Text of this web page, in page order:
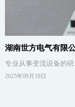
湖南世方电气有限
专业从事变流设备的
科研三大领域，主要
2025年09月18日